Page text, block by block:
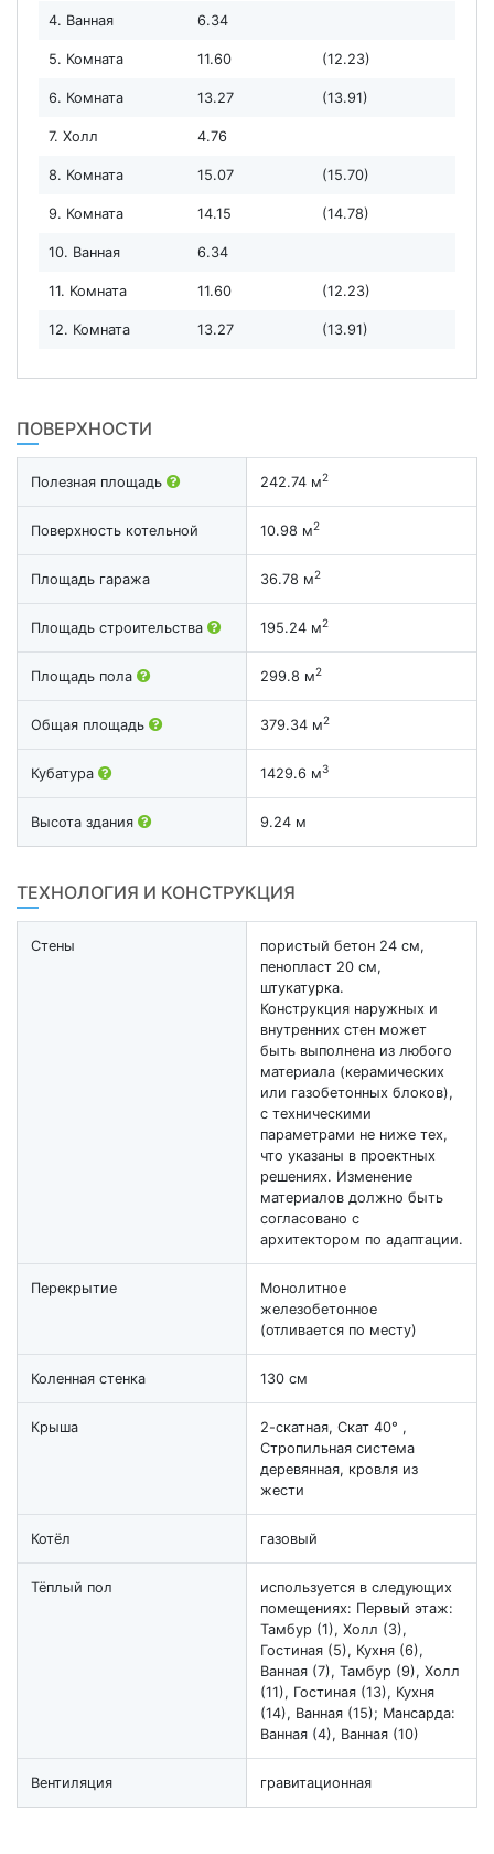
4. Ванная 6.34
5. Комната 11.60 (12.23)
6. Комната 13.27 (13.91)
7. Холл 4.76
8. Комната 15.07 (15.70)
9. Комната 14.15 (14.78)
10. Ванная 6.34
11. Комната 11.60 (12.23)
12. Комната 13.27 (13.91)
ПОВЕРХНОСТИ
Полезная площадь 242.74 м2
Поверхность котельной 10.98 м2
Площадь гаража 36.78 м2
Площадь строительства 195.24 м2
Площадь пола 299.8 м2
Общая площадь 379.34 м2
Кубатура 1429.6 м3
Высота здания 9.24 м
ТЕХНОЛОГИЯ И КОНСТРУКЦИЯ
Стены
пористый бетон 24 см,
пенопласт 20 см,
штукатурка.
Конструкция наружных и
внутренних стен может
быть выполнена из любого
материала (керамических
или газобетонных блоков),
с техническими
параметрами не ниже тех,
что указаны в проектных
решениях. Изменение
материалов должно быть
согласовано с
архитектором по адаптации.
Перекрытие
Монолитное
железобетонное
(отливается по месту)
Коленная стенка 130 см
Крыша
2-скатная, Скат 40° ,
Стропильная система
деревянная, кровля из
жести
Котёл газовый
Тёплый пол
используется в следующих
помещениях: Первый этаж:
Тамбур (1), Холл (3),
Гостиная (5), Кухня (6),
Ванная (7), Тамбур (9), Холл
(11), Гостиная (13), Кухня
(14), Ванная (15); Мансарда:
Ванная (4), Ванная (10)
Вентиляция гравитационная